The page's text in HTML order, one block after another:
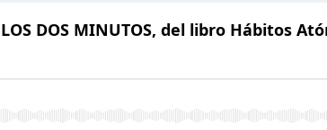
LOS DOS MINUTOS, del libro Hábitos